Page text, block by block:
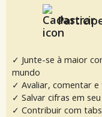
✓ Junte-se à maior
mundo
✓ Avaliar, comentar e
✓ Salvar cifras em
✓ Contribuir com